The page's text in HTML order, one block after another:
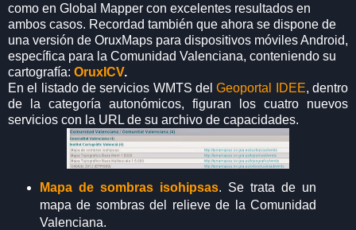
como en Global Mapper con excelentes resultados en
ambos casos. Recordad también que ahora se dispone de
una versión de OruxMaps para dispositivos móviles Android,
específica para la Comunidad Valenciana, conteniendo su
cartografía: OruxICV.
En el listado de servicios WMTS delGeoportal IDEE, dentro
de la categoría autonómicos, figuran los cuatro nuevos
servicios con la URL de su archivo de capacidades.
Mapa de sombras isohipsas. Se trata de un
mapa de sombras del relieve de la Comunidad
Valenciana.